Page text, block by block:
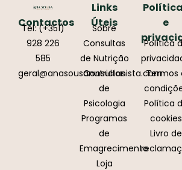
Contactos
Tel: (+351)
928 226
585
geral@anasousanutricionista.com
Links
Úteis
Sobre
Consultas
de Nutrição
Consultas
de
Psicologia
Programas
de
Emagrecimento
Loja
e
Política
Termos
Política
cookies
Livro de